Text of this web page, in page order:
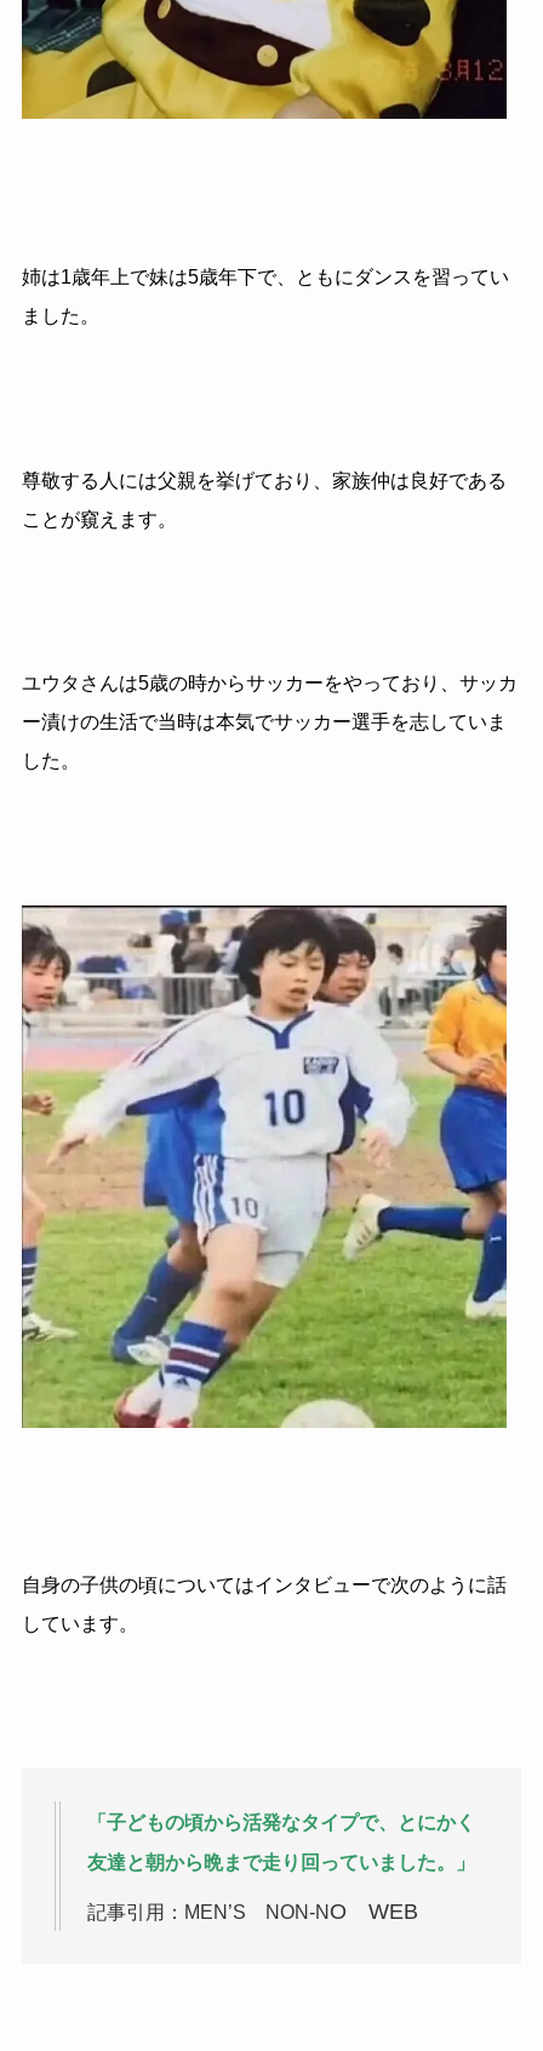
姉は1歳年上で妹は5歳年下で、ともにダンスを習ってい
ました。
尊敬する人には父親を挙げており、家族仲は良好である
ことが窺えます。
ユウタさんは5歳の時からサッカーをやっており、サッカ
ー漬けの生活で当時は本気でサッカー選手を志していま
した。
自身の子供の頃についてはインタビューで次のように話
しています。
「子どもの頃から活発なタイプで、とにかく
友達と朝から晩まで走り回っていました。」
記事引用：MEN’S NON-N O WEB